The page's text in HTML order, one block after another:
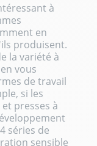
à
en
produisent.
la variété à
vous
de travail
si les
presses à
séries de
sensible